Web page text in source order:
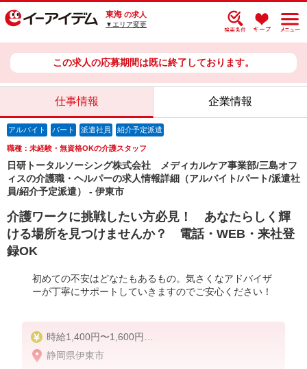
東海 の求人
▼エリア変更
この求人の応募期間は既に終了しております。
仕事情報 企業情報
アルバイト パート 派遣社員 紹介予定派遣
職種：未経験・無資格OKの介護スタッフ
日研トータルソーシング株式会社 メディカルケア事業部/三島オフ
ィスの介護職・ヘルパーの求人情報詳細（アルバイト/パート/派遣社
員/紹介予定派遣） - 伊東市
介護ワークに挑戦したい方必見！ あなたらしく輝
ける場所を見つけませんか？ 電話・WEB・来社登
録OK
初めての不安はどなたもあるもの。気さくなアドバイザ
ーが丁寧にサポートしていきますのでご安心ください！
時給1,400円〜1,600円
★週払いOK（規定あり）
静岡県伊東市